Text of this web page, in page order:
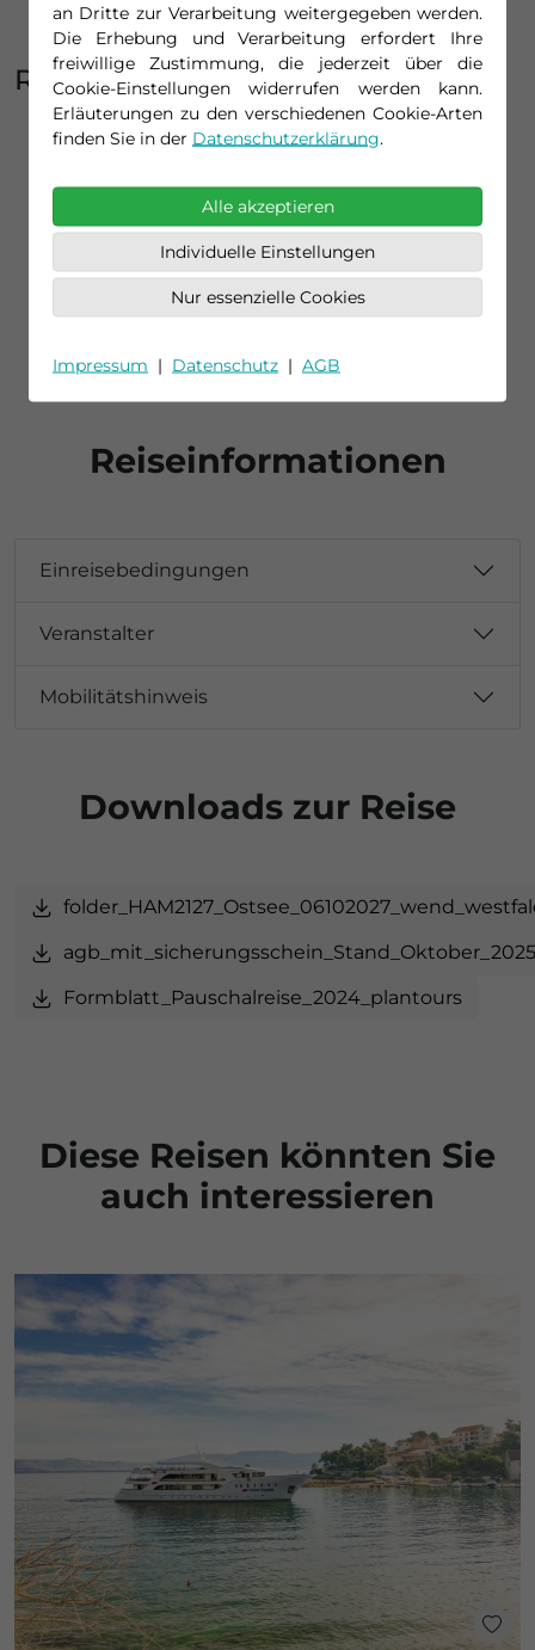
Reisepreis exkludiert
Persönliche Ausgaben
Reiseversicherungen
Getränkepaket
An- und Abreise
Zusätzlich Buchbar:
Reiseinformationen
Einreisebedingungen
Veranstalter
Mobilitätshinweis
Downloads zur Reise
agb_mit_sicherungsschein_Stand_Oktober_2025
Formblatt_Pauschalreise_2024_plantours
Diese Reisen könnten Sie
auch interessieren
an Dritte zur Verarbeitung weitergegeben werden.
Die Erhebung und Verarbeitung erfordert Ihre
freiwillige Zustimmung, die jederzeit über die
Cookie-Einstellungen widerrufen werden kann.
Erläuterungen zu den verschiedenen Cookie-Arten
finden Sie in der Datenschutzerklärung.
Alle akzeptieren
Individuelle Einstellungen
Nur essenzielle Cookies
Impressum | Datenschutz | AGB